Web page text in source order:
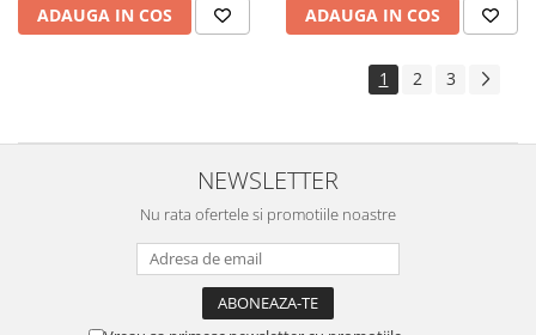
ADAUGA IN COS ADAUGA IN COS
1 2 3
NEWSLETTER
Nu rata ofertele si promotiile noastre